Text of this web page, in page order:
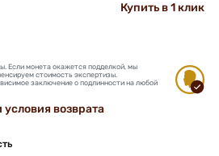
Купить в 1 клик
Если монета окажется подделкой, мы
стоимость экспертизы.
заключение о подлинности на любой
возврата